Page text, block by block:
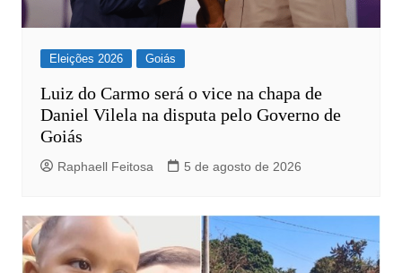
Eleições 2026 Goiás
Luiz do Carmo será o vice na chapa de
Daniel Vilela na disputa pelo Governo de
Goiás
Raphaell Feitosa 5 de agosto de 2026